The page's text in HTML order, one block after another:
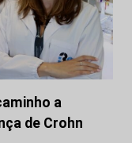
a
de Crohn